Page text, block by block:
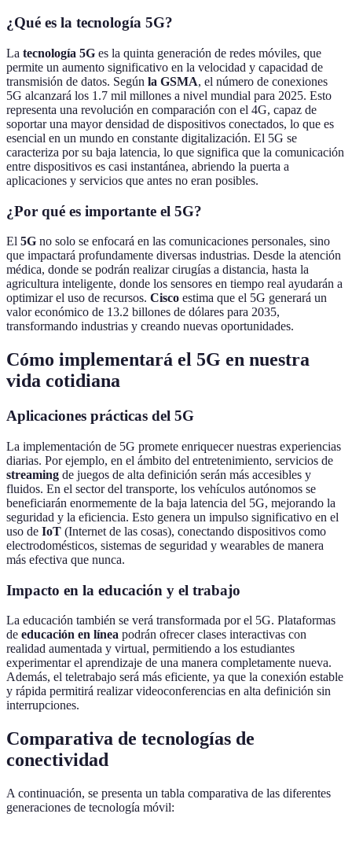
¿Qué es la tecnología 5G?
La tecnología 5G es la quinta generación de redes móviles, que
permite un aumento significativo en la velocidad y capacidad de
transmisión de datos. Según la GSMA, el número de conexiones
5G alcanzará los 1.7 mil millones a nivel mundial para 2025. Esto
representa una revolución en comparación con el 4G, capaz de
soportar una mayor densidad de dispositivos conectados, lo que es
esencial en un mundo en constante digitalización. El 5G se
caracteriza por su baja latencia, lo que significa que la comunicación
entre dispositivos es casi instantánea, abriendo la puerta a
aplicaciones y servicios que antes no eran posibles.
¿Por qué es importante el 5G?
El 5G no solo se enfocará en las comunicaciones personales, sino
que impactará profundamente diversas industrias. Desde la atención
médica, donde se podrán realizar cirugías a distancia, hasta la
agricultura inteligente, donde los sensores en tiempo real ayudarán a
optimizar el uso de recursos. Cisco estima que el 5G generará un
valor económico de 13.2 billones de dólares para 2035,
transformando industrias y creando nuevas oportunidades.
Cómo implementará el 5G en nuestra
vida cotidiana
Aplicaciones prácticas del 5G
La implementación de 5G promete enriquecer nuestras experiencias
diarias. Por ejemplo, en el ámbito del entretenimiento, servicios de
streaming de juegos de alta definición serán más accesibles y
fluidos. En el sector del transporte, los vehículos autónomos se
beneficiarán enormemente de la baja latencia del 5G, mejorando la
seguridad y la eficiencia. Esto genera un impulso significativo en el
uso de IoT (Internet de las cosas), conectando dispositivos como
electrodomésticos, sistemas de seguridad y wearables de manera
más efectiva que nunca.
Impacto en la educación y el trabajo
La educación también se verá transformada por el 5G. Plataformas
de educación en línea podrán ofrecer clases interactivas con
realidad aumentada y virtual, permitiendo a los estudiantes
experimentar el aprendizaje de una manera completamente nueva.
Además, el teletrabajo será más eficiente, ya que la conexión estable
y rápida permitirá realizar videoconferencias en alta definición sin
interrupciones.
Comparativa de tecnologías de
conectividad
A continuación, se presenta un tabla comparativa de las diferentes
generaciones de tecnología móvil: